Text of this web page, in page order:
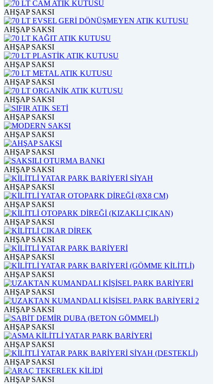
AHŞAP SAKSI
AHŞAP SAKSI
AHŞAP SAKSI
AHŞAP SAKSI
AHŞAP SAKSI
AHŞAP SAKSI
AHŞAP SAKSI
AHŞAP SAKSI
AHŞAP SAKSI
AHŞAP SAKSI
AHŞAP SAKSI
AHŞAP SAKSI
AHŞAP SAKSI
AHŞAP SAKSI
AHŞAP SAKSI
AHŞAP SAKSI
AHŞAP SAKSI
AHŞAP SAKSI
AHŞAP SAKSI
AHŞAP SAKSI
AHŞAP SAKSI
AHŞAP SAKSI